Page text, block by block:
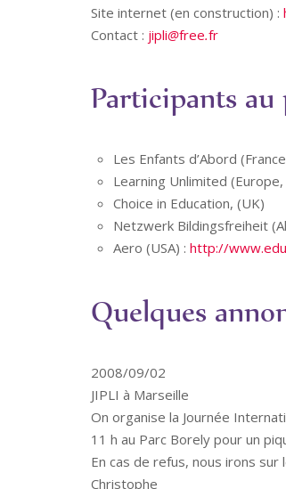
Site internet (en construction) :
Contact : jipli free fr
Participants
Les Enfants d’Abord
Learning Unlimited
Choice in Education, (UK)
Netzwerk Bildingsfreiheit
Aero (USA) : http://
Quelques
2008/09/02
JIPLI à Marseille
On organise la Journée
11 h au Parc Borely pour un
En cas de refus, nous irons
Christophe